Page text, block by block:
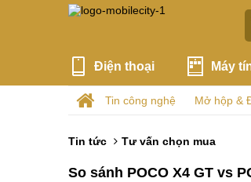
Điện thoại Máy
Tin công nghệ Mở hộp &
Tin tức Tư vấn chọn mua
So sánh POCO X4 GT vs